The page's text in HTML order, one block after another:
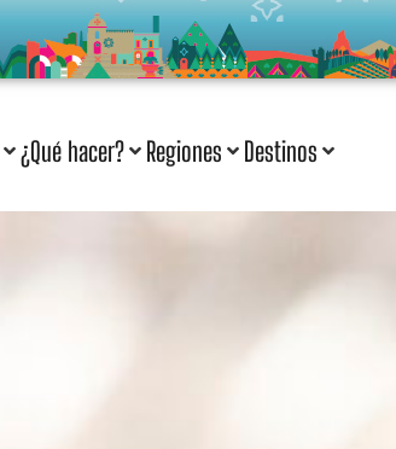
¿Qué hacer? Regiones Destinos